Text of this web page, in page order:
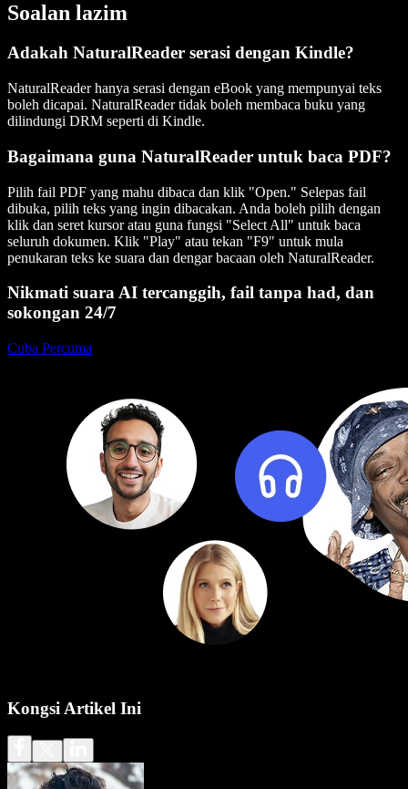
Soalan lazim
Adakah NaturalReader serasi dengan Kindle?
NaturalReader hanya serasi dengan eBook yang mempunyai teks
boleh dicapai. NaturalReader tidak boleh membaca buku yang
dilindungi DRM seperti di Kindle.
Bagaimana guna NaturalReader untuk baca PDF?
Pilih fail PDF yang mahu dibaca dan klik "Open." Selepas fail
dibuka, pilih teks yang ingin dibacakan. Anda boleh pilih dengan
klik dan seret kursor atau guna fungsi "Select All" untuk baca
seluruh dokumen. Klik "Play" atau tekan "F9" untuk mula
penukaran teks ke suara dan dengar bacaan oleh NaturalReader.
Nikmati suara AI tercanggih, fail tanpa had, dan
sokongan 24/7
Cuba Percuma
Kongsi Artikel Ini